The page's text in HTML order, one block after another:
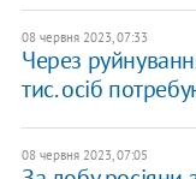
08 червня 2023, 07:33
Через
тис. осіб
08 червня 2023, 07:05